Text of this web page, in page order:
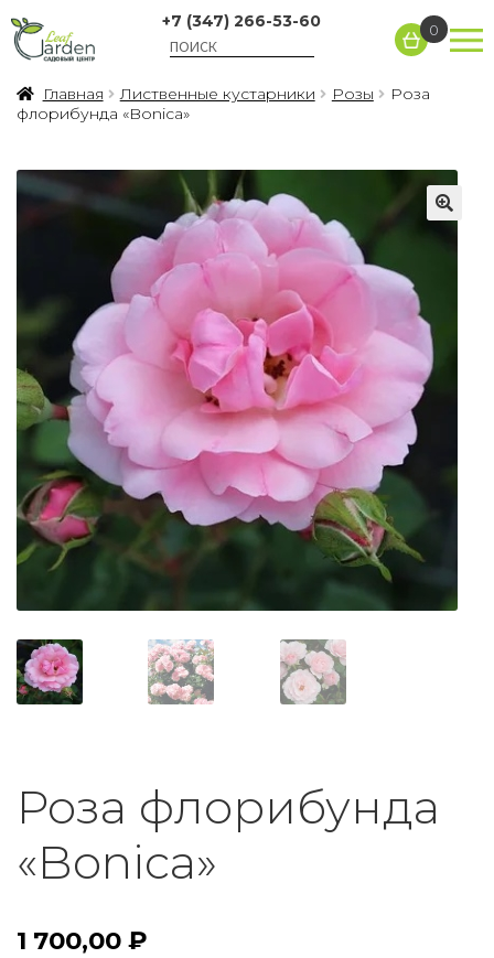
+7 (347) 266-53-60 0
Главная Лиственные кустарники Розы
Роза
флорибунда «Bonica»
Роза флорибунда
«Bonica»
1 700,00 ₽